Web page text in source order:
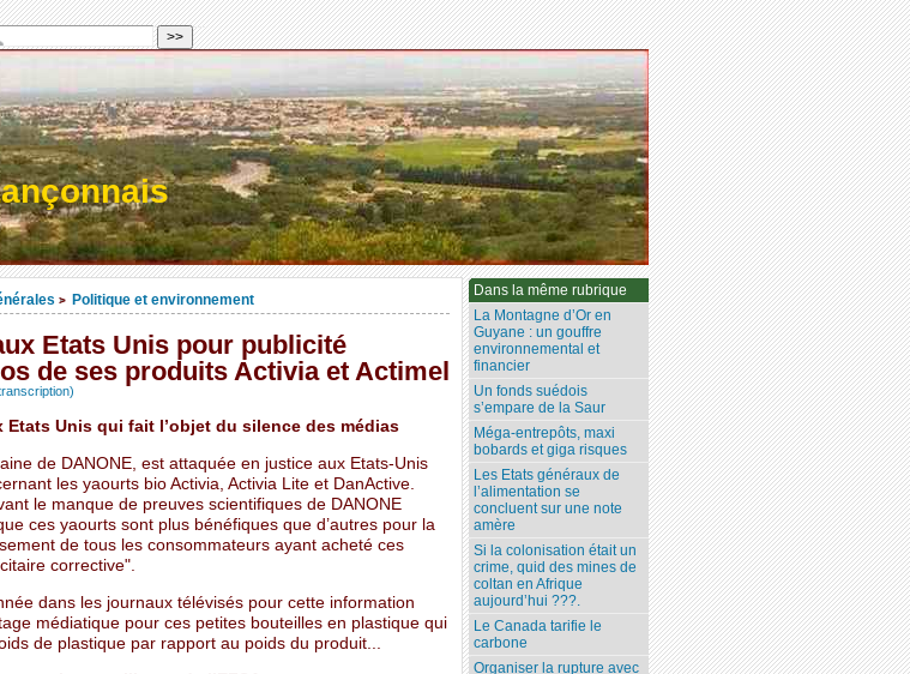
> Politique et environnement
Etats Unis pour publicité
de ses produits Activia et Actimel
Etats Unis qui fait l’objet du silence des médias
de DANONE, est attaquée en justice aux Etats-Unis
les yaourts bio Activia, Activia Lite et DanActive.
le manque de preuves scientifiques de DANONE
ces yaourts sont plus bénéfiques que d’autres pour la
de tous les consommateurs ayant acheté ces
corrective".
dans les journaux télévisés pour cette information
médiatique pour ces petites bouteilles en plastique qui
de plastique par rapport au poids du produit...
Dans la même rubrique
La Montagne d’Or en
Guyane : un gouffre
environnemental et
financier
Un fonds suédois
s’empare de la Saur
Méga-entrepôts, maxi
bobards et giga risques
Les Etats généraux de
l’alimentation se
concluent sur une note
amère
Si la colonisation était un
crime, quid des mines de
coltan en Afrique
aujourd’hui ???.
Le Canada tarifie le
carbone
Organiser la rupture avec